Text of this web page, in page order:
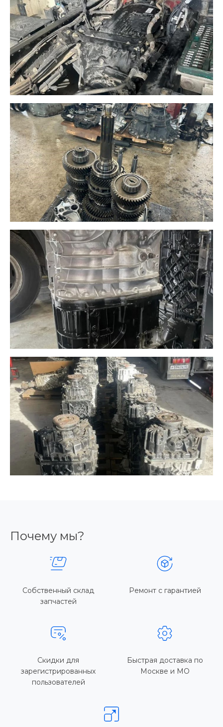
Почему мы?
Собственный склад
запчастей
Ремонт с гарантией
Скидки для
зарегистрированных
пользователей
Быстрая доставка по
Москве и МО